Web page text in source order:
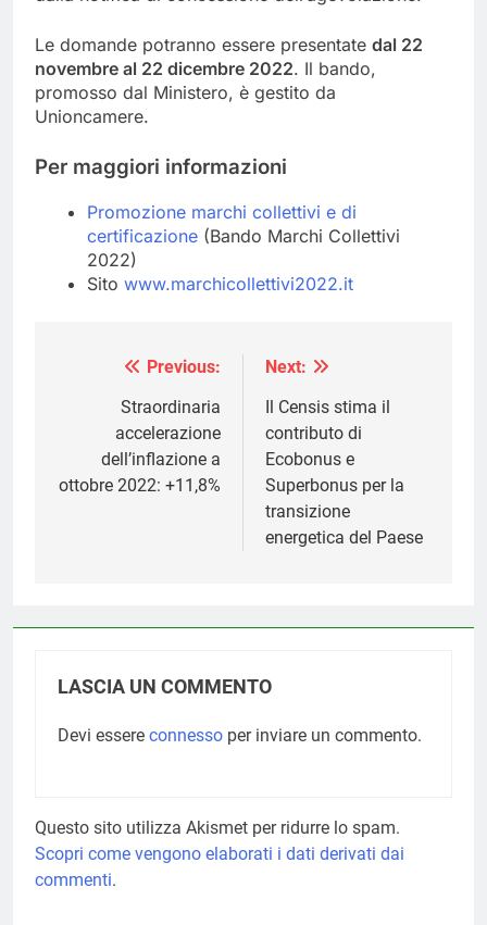
Le domande potranno essere presentate dal 22
novembre al 22 dicembre 2022. Il bando,
promosso dal Ministero, è gestito da
Unioncamere.
Per maggiori informazioni
Promozione marchi collettivi e di
certificazione (Bando Marchi Collettivi
2022)
Sito www.marchicollettivi2022.it
Navigazione
articoli
Previous:
Straordinaria
accelerazione
dell’inflazione a
ottobre 2022: +11,8%
Next:
Il Censis stima il
contributo di
Ecobonus e
Superbonus per la
transizione
energetica del Paese
LASCIA UN COMMENTO
Devi essere connesso per inviare un commento.
Questo sito utilizza Akismet per ridurre lo spam.
Scopri come vengono elaborati i dati derivati dai
commenti.